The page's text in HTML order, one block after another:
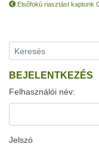
Elsőfokú riasztást kaptunk
BEJELENTKEZÉS
Felhasználói név:
Jelszó